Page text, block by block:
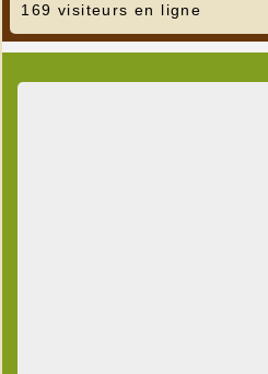
169 visiteurs en ligne